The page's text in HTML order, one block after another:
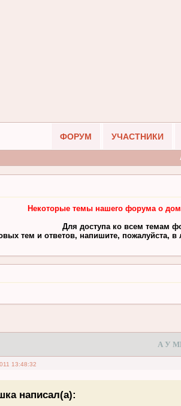
ФОРУМ УЧАСТНИКИ
Некоторые темы нашего форума о
Для доступа ко всем темам
тем и ответов, напишите, пожалуйста,
А У
13:48:32
написал(а):